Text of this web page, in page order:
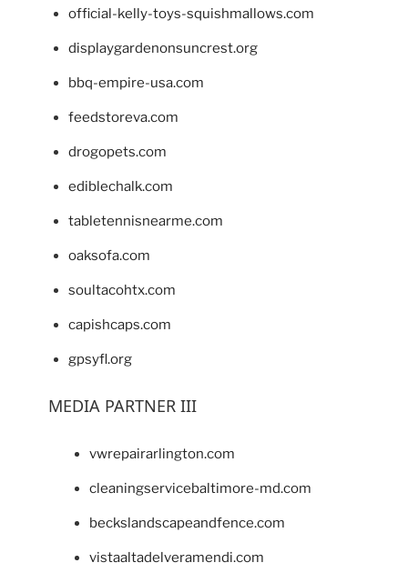
official-kelly-toys-squishmallows.com
displaygardenonsuncrest.org
bbq-empire-usa.com
feedstoreva.com
drogopets.com
ediblechalk.com
tabletennisnearme.com
oaksofa.com
soultacohtx.com
capishcaps.com
gpsyfl.org
MEDIA PARTNER III
vwrepairarlington.com
cleaningservicebaltimore-md.com
beckslandscapeandfence.com
vistaaltadelveramendi.com